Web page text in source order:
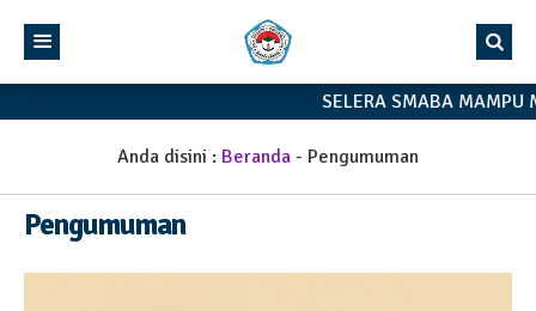
SELERA SMABA MAMPU
Anda disini : Beranda - Pengumuman
Pengumuman